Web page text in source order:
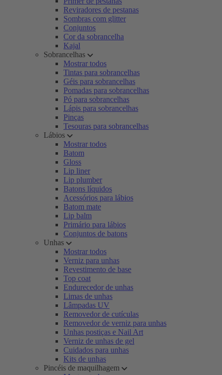
Reviradores de pestanas
Sombras com glitter
Conjuntos
Cor da sobrancelha
Kajal
Sobrancelhas
Mostrar todos
Tintas para sobrancelhas
Géis para sobrancelhas
Pomadas para sobrancelhas
Pó para sobrancelhas
Lápis para sobrancelhas
Pinças
Tesouras para sobrancelhas
Lábios
Mostrar todos
Batom
Gloss
Lip liner
Lip plumber
Batons líquidos
Acessórios para lábios
Batom mate
Lip balm
Primário para lábios
Conjuntos de batons
Unhas
Mostrar todos
Verniz para unhas
Revestimento de base
Top coat
Endurecedor de unhas
Limas de unhas
Lâmpadas UV
Removedor de cutículas
Removedor de verniz para unhas
Unhas postiças e Nail Art
Verniz de unhas de gel
Cuidados para unhas
Kits de unhas
Pincéis de maquilhagem